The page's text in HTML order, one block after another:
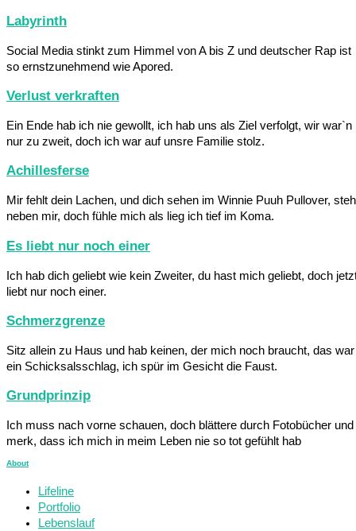
Labyrinth
Social Media stinkt zum Himmel von A bis Z und deutscher Rap ist
so ernstzunehmend wie Apored.
Verlust verkraften
Ein Ende hab ich nie gewollt, ich hab uns als Ziel verfolgt, wir war`n
nur zu zweit, doch ich war auf unsre Familie stolz.
Achillesferse
Mir fehlt dein Lachen, und dich sehen im Winnie Puuh Pullover, steh
neben mir, doch fühle mich als lieg ich tief im Koma.
Es liebt nur noch einer
Ich hab dich geliebt wie kein Zweiter, du hast mich geliebt, doch
liebt nur noch einer.
Schmerzgrenze
Sitz allein zu Haus und hab keinen, der mich noch braucht, das war
ein Schicksalsschlag, ich spür im Gesicht die Faust.
Grundprinzip
Ich muss nach vorne schauen, doch blättere durch Fotobücher und
merk, dass ich mich in meim Leben nie so tot gefühlt hab
About
Lifeline
Portfolio
Lebenslauf